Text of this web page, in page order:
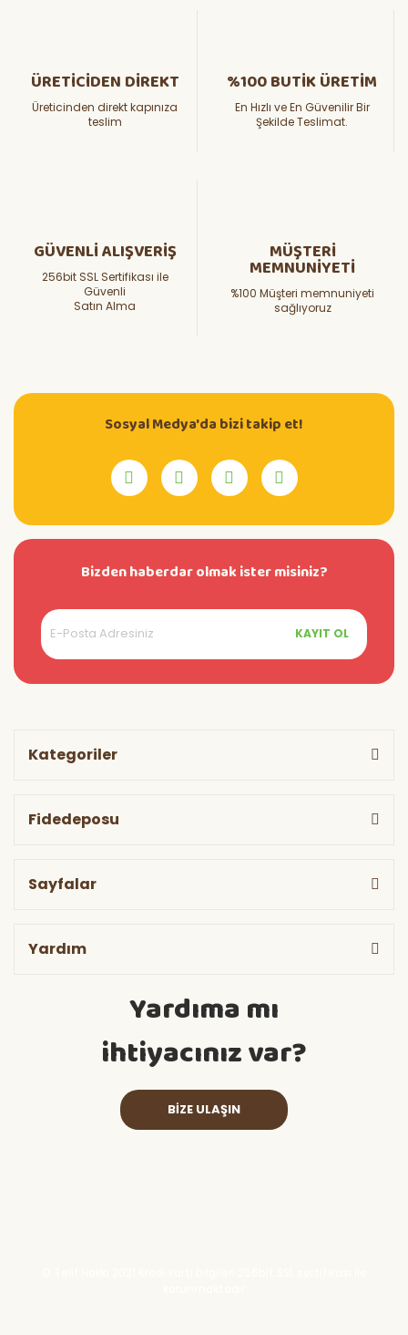
ÜRETİCİDEN DİREKT
Üreticinden direkt kapınıza
teslim
%100 BUTİK ÜRETİM
En Hızlı ve En Güvenilir Bir
Şekilde Teslimat.
GÜVENLİ ALIŞVERİŞ
256bit SSL Sertifikası ile
Güvenli
Satın Alma
MÜŞTERİ
MEMNUNİYETİ
%100 Müşteri memnuniyeti
sağlıyoruz
Sosyal Medya'da bizi takip et!
Bizden haberdar olmak ister misiniz?
KAYIT OL
Kategoriler
Fidedeposu
Sayfalar
Yardım
Yardıma mı
ihtiyacınız var?
BİZE ULAŞIN